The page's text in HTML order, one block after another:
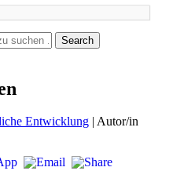
Entwicklung | Autor/in